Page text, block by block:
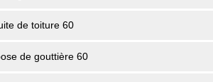
de toiture 60
de gouttière 60